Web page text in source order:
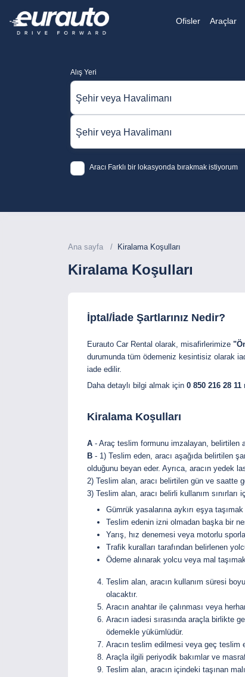
Ofisler Araçlar
Alış Yeri
Şehir veya Havalimanı
Şehir veya Havalimanı
Aracı Farklı bir lokasyonda bırakmak istiyorum
Ana sayfa Kiralama Koşulları
Kiralama Koşulları
İptal/İade Şartlarınız Nedir?
Eurauto Car Rental olarak, misafirlerimize
durumunda tüm ödemeniz kesintisiz olarak
iade edilir.
Daha detaylı bilgi almak için 0 850 216 28 11
Kiralama Koşulları
A - Araç teslim formunu imzalayan, belirtilen
B - 1) Teslim eden, aracı aşağıda belirtilen
olduğunu beyan eder. Ayrıca, aracın yedek
2) Teslim alan, aracı belirtilen gün ve saatte
3) Teslim alan, aracı belirli kullanım
Gümrük yasalarına aykırı eşya
Teslim edenin izni olmadan başka bir
Yarış, hız denemesi veya motorlu
Trafik kuralları tarafından belirlenen
Ödeme alınarak yolcu veya mal
Teslim alan, aracın kullanım süresi
olacaktır.
Aracın anahtar ile çalınması veya
Aracın iadesi sırasında araçla birlikte
ödemekle yükümlüdür.
Aracın teslim edilmesi veya geç teslim
Araçla ilgili periyodik bakımlar ve
Teslim alan, aracın içindeki taşınan